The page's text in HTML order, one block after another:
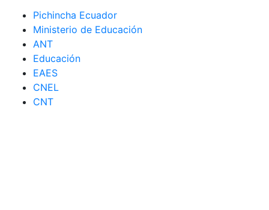
Pichincha Ecuador
Ministerio de Educación
ANT
Educación
EAES
CNEL
CNT